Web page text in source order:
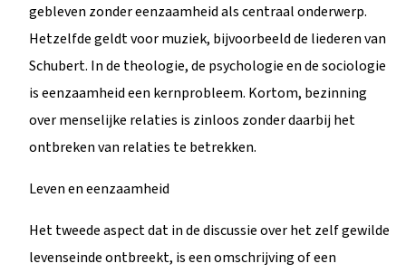
gebleven zonder eenzaamheid als centraal onderwerp.
Hetzelfde geldt voor muziek, bijvoorbeeld de liederen van
Schubert. In de theologie, de psychologie en de sociologie
is eenzaamheid een kernprobleem. Kortom, bezinning
over menselijke relaties is zinloos zonder daarbij het
ontbreken van relaties te betrekken.
Leven en eenzaamheid
Het tweede aspect dat in de discussie over het zelf gewilde
levenseinde ontbreekt, is een omschrijving of een